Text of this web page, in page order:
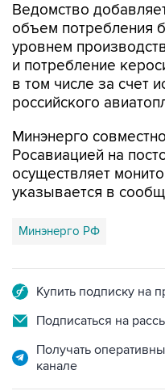
Ведомство
объем потребления
уровнем
и потребление
в том числе за счет
российского
Минэнерго
Росавиацией на
осуществляет
указывается в
Минэнерго РФ
Купить подписку на
Подписаться на
Получать
канале